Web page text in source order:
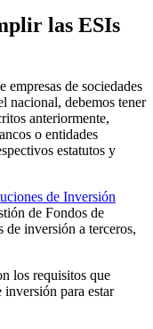
las ESIs
empresas de sociedades
nacional, debemos tener
anteriormente,
o entidades
estatutos y
de Inversión
de Fondos de
de inversión a terceros,
los requisitos que
inversión para estar